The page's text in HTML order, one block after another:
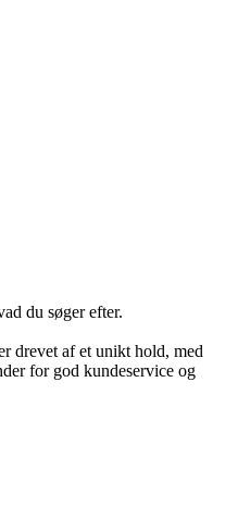
du søger efter.
drevet af et unikt hold, med
for god kundeservice og